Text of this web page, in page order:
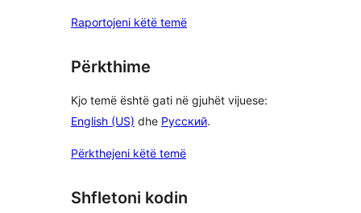
Raportojeni këtë temë
Përkthime
Kjo temë është gati në gjuhët vijuese:
English (US) dhe Русский.
Përkthejeni këtë temë
Shfletoni kodin